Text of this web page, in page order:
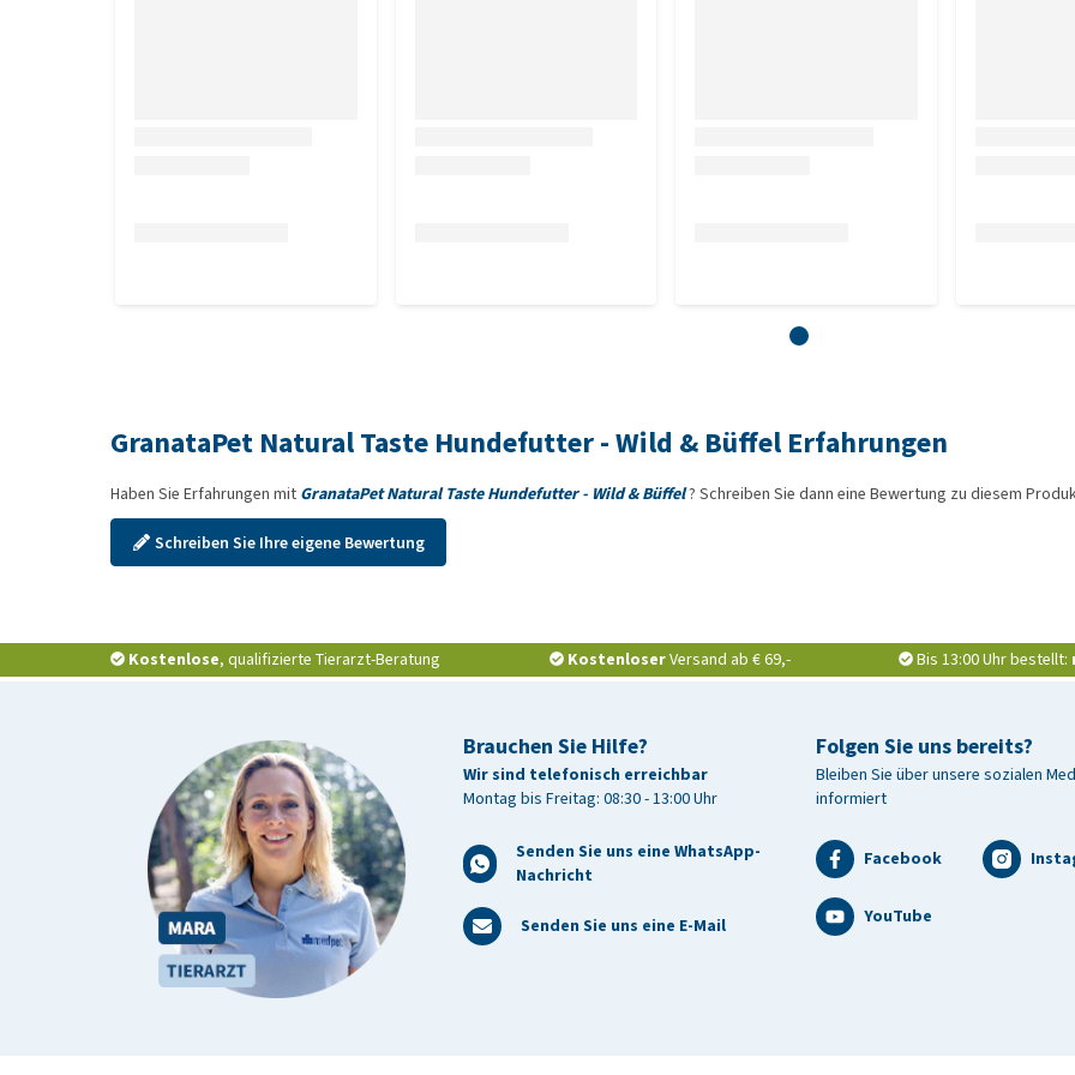
Vitamin D3 1200 IU, L-Carnitin 600 mg, Kupfer (als Kupfer(II)-sulfat, Pentahydrat) 8 mg, Zink (als Zinkoxid) 110
GranataPet Natural Taste Hundefutter - Wild & Büffel Erfahrungen
Haben Sie Erfahrungen mit GranataPet Natural Taste Hundefutter - Wild & Büffel? Schreiben Sie dann eine Bewertung zu diesem
Schreiben Sie Ihre eigene Bewertung
Kostenlose, qualifizierte Tierarzt-Beratung KostenloserVersand ab € 69,- Bis 13:00 Uhr bestellt:
Brauchen Sie Hilfe?
Wir sind telefonisch erreichbar
Montag bis Freitag: 08:30 - 13:00 Uhr
Senden Sie uns eine WhatsApp-
Nachricht
Senden Sie uns eine E-Mail
Folgen Sie uns bereits?
Bleiben Sie über unsere sozialen
informiert
Facebook
YouTube